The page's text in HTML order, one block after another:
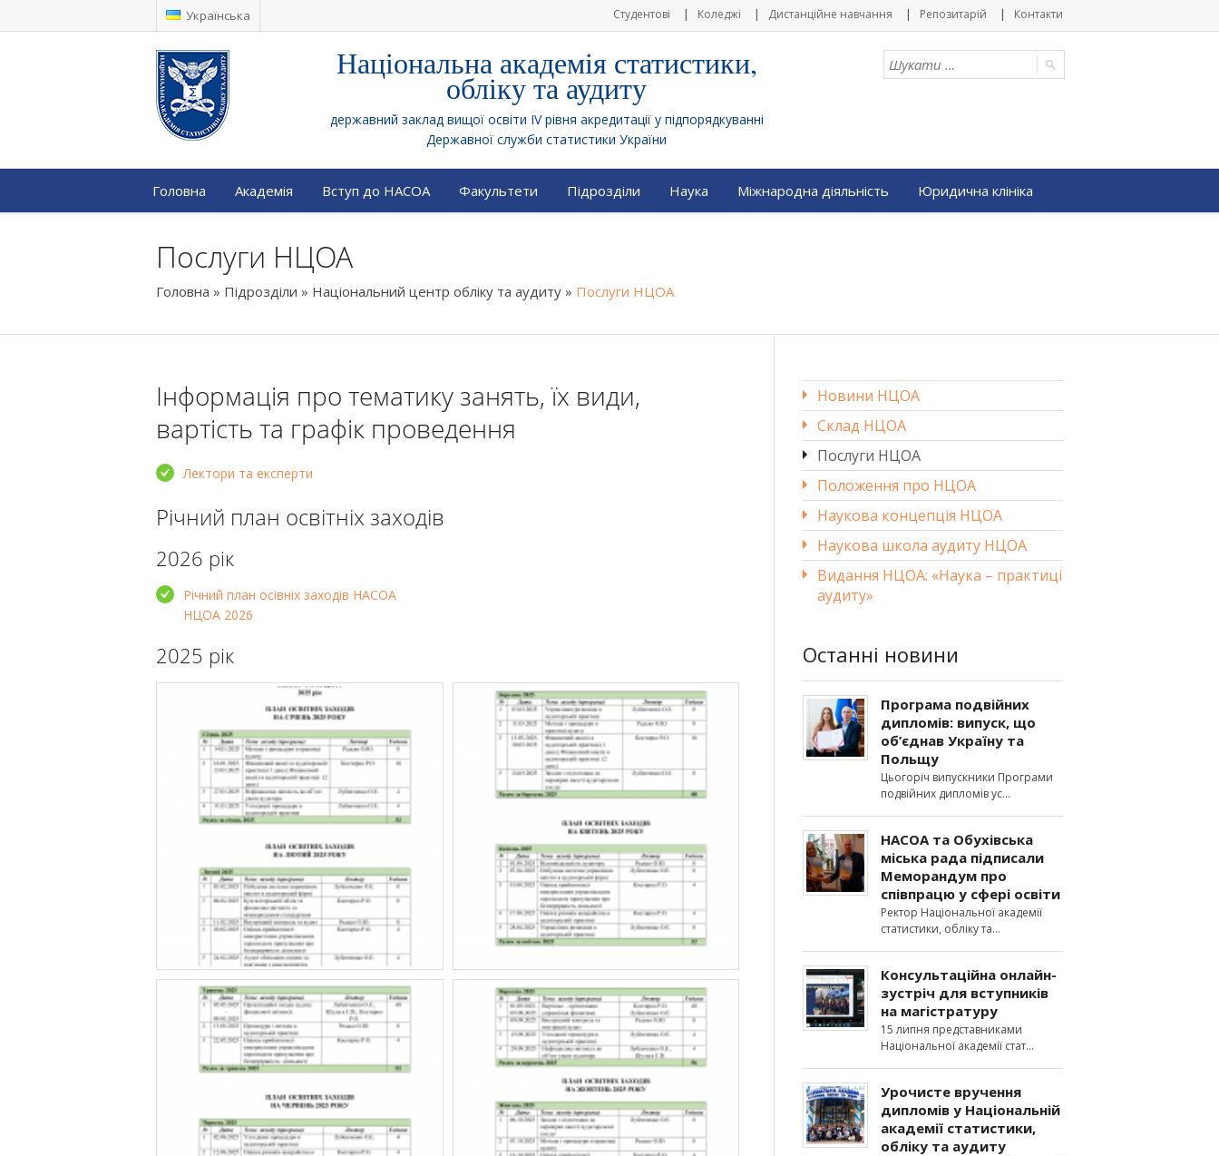
Українська Студентові Коледжі Дистанційне навчання Репозитарій Контакти
Національна академія статистики,
обліку та аудиту
державний заклад вищої освіти IV рівня акредитації у підпорядкуванні
Державної служби статистики України
Головна Академія Вступ до НАСОА Факультети Підрозділи Наука Міжнародна діяльність Юридична клініка
Послуги НЦОА
Головна » Підрозділи » Національний центр обліку та аудиту » Послуги НЦОА
Інформація про тематику занять, їх види,
вартість та графік проведення
Лектори та експерти
Річний план освітніх заходів
2026 рік
Річний план осівніх заходів НАСОА
НЦОА 2026
2025 рік
Новини НЦОА
Склад НЦОА
Послуги НЦОА
Положення про НЦОА
Наукова концепція НЦОА
Наукова школа аудиту НЦОА
Видання НЦОА: «Наука – практиці
аудиту»
Останні новини
Програма подвійних
дипломів: випуск, що
об’єднав Україну та
Польщу
Цьогоріч випускники Програми
подвійних дипломів ус
НАСОА та Обухівська
міська рада підписали
Меморандум про
співпрацю у сфері освіти
Ректор Національної академії
статистики, обліку та
Консультаційна онлайн-
зустріч для вступників
на магістратуру
15 липня представниками
Національної академії стат
Урочисте вручення
дипломів у Національній
академії статистики,
обліку та аудиту